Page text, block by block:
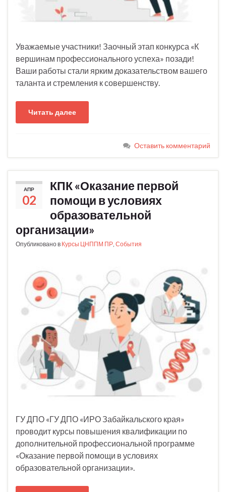
Уважаемые участники! Заочный этап конкурса «К
вершинам профессионального успеха» позади!
Ваши работы стали ярким доказательством вашего
таланта и стремления к совершенству.
Читать далее
Оставить комментарий
АПР
02
КПК «Оказание первой
помощи в условиях
образовательной
организации»
Опубликовано в Курсы ЦНППМ ПР События
ГУ ДПО «ГУ ДПО «ИРО Забайкальского края»
проводит курсы повышения квалификации по
дополнительной профессиональной программе
«Оказание первой помощи в условиях
образовательной организации».